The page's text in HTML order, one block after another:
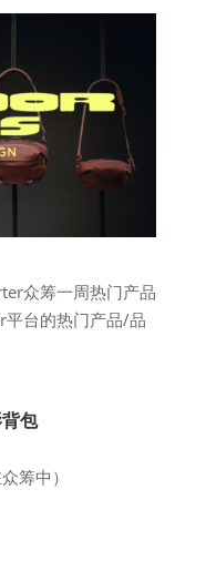
众筹一周热门产品
台的热门产品/品
包
筹中）